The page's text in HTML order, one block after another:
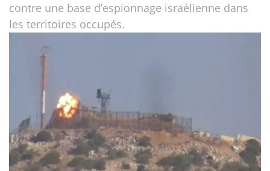
contre une base d’espionnage israélienne dans
les territoires occupés.